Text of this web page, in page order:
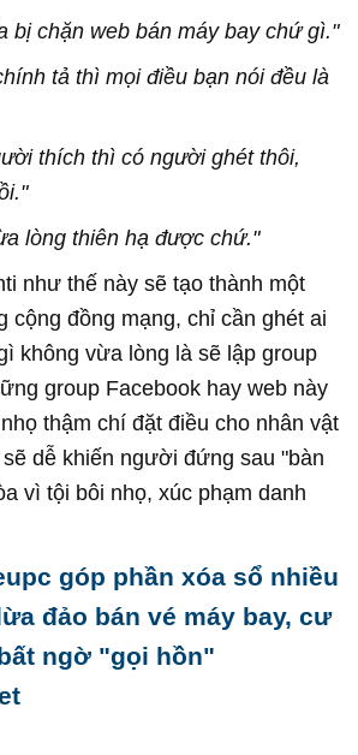
bị chặn web bán máy bay chứ gì."
tả thì mọi điều bạn nói đều là
thích thì có người ghét thôi,
lòng thiên hạ được chứ."
như thế này sẽ tạo thành một
cộng đồng mạng, chỉ cần ghét ai
không vừa lòng là sẽ lập group
group Facebook hay web này
thậm chí đặt điều cho nhân vật
dễ khiến người đứng sau "bàn
vì tội bôi nhọ, xúc phạm danh
góp phần xóa sổ nhiều
đảo bán vé máy bay, cư
ngờ "gọi hồn"